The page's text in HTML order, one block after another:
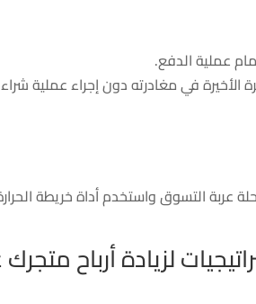
عملية الدفع.
في مغادرته دون إجراء عملية شراء